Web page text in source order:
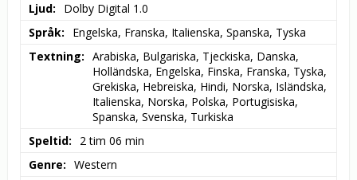
Ljud
Dolby Digital 1.0
Språk
Engelska, Franska, Italienska, Spanska, Tyska
Textning
Arabiska, Bulgariska, Tjeckiska, Danska,
Holländska, Engelska, Finska, Franska, Tyska,
Grekiska, Hebreiska, Hindi, Norska, Isländska,
Italienska, Norska, Polska, Portugisiska,
Spanska, Svenska, Turkiska
Speltid
2 tim 06 min
Genre
Western